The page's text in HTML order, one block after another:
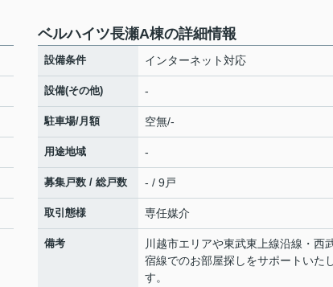
ベルハイツ長瀬A棟の詳細情報
設備条件 インターネット対応
設備(その他) -
駐車場/月額 空無/-
用途地域 -
募集戸数 / 総戸数 - / 9戸
取引態様 専任媒介
備考
川越市エリアや東武東上線沿線・西
宿線でのお部屋探しをサポートいた
す。